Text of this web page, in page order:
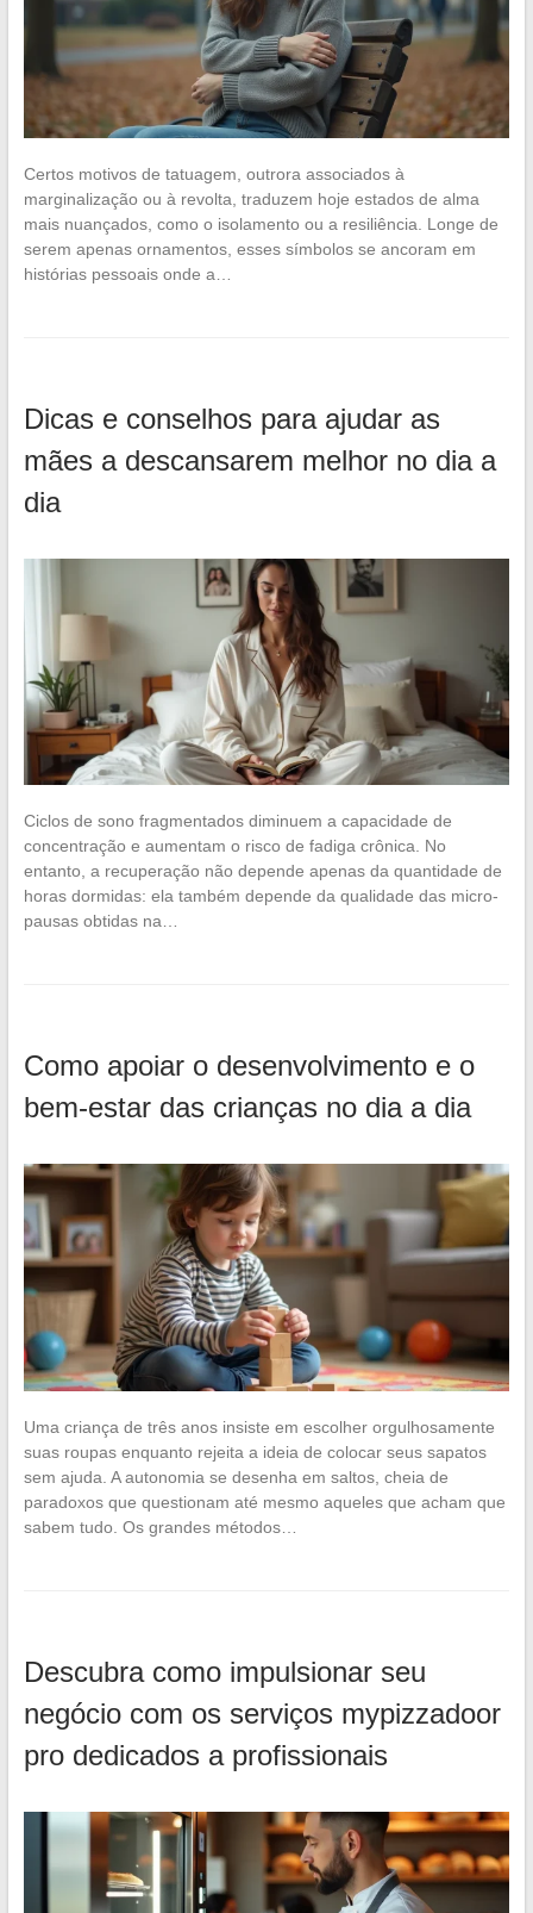
Certos motivos de tatuagem, outrora associados à
marginalização ou à revolta, traduzem hoje estados de alma
mais nuançados, como o isolamento ou a resiliência. Longe de
serem apenas ornamentos, esses símbolos se ancoram em
histórias pessoais onde a…
Dicas e conselhos para ajudar as
mães a descansarem melhor no dia a
dia
Ciclos de sono fragmentados diminuem a capacidade de
concentração e aumentam o risco de fadiga crônica. No
entanto, a recuperação não depende apenas da quantidade de
horas dormidas: ela também depende da qualidade das micro-
pausas obtidas na…
Como apoiar o desenvolvimento e o
bem-estar das crianças no dia a dia
Uma criança de três anos insiste em escolher orgulhosamente
suas roupas enquanto rejeita a ideia de colocar seus sapatos
sem ajuda. A autonomia se desenha em saltos, cheia de
paradoxos que questionam até mesmo aqueles que acham que
sabem tudo. Os grandes métodos…
Descubra como impulsionar seu
negócio com os serviços mypizzadoor
pro dedicados a profissionais